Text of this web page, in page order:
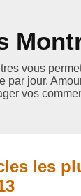
vous
par jour.
vos
les